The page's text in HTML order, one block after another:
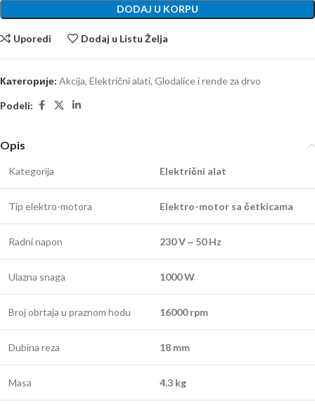
DODAJ U KORPU
Uporedi Dodaj u Listu Želja
Категорије: Akcija, Električni alati, Glodalice i rende za drvo
Podeli:
Opis
Kategorija Električni alat
Tip elektro-motora Elektro-motor sa četkicama
Radni napon 230 V ~ 50 Hz
Ulazna snaga 1000 W
Broj obrtaja u praznom hodu 16000 rpm
Dubina reza 18 mm
Masa 4.3 kg